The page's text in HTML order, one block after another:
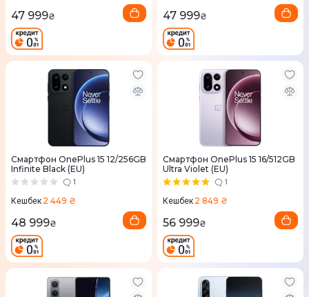
47 999₴ 47 999₴
Смартфон OnePlus 15 12/256GB
Infinite Black (EU)
1
Кешбек 2 449 ₴
48 999₴
Смартфон OnePlus 15 16/512GB
Ultra Violet (EU)
1
Кешбек 2 849 ₴
56 999₴